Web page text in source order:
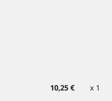
10,25 € x 1